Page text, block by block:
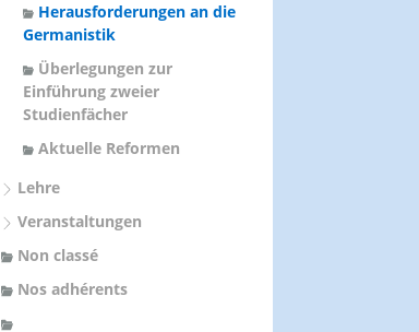
Herausforderungen an die
Germanistik
Überlegungen zur
Einführung zweier
Studienfächer
Aktuelle Reformen
Lehre
Veranstaltungen
Non classé
Nos adhérents